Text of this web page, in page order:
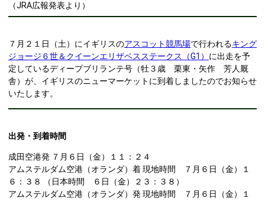
（JRA広報発表より）
７月２１日（土）にイギリスのアスコット競馬場で行われるキング
ジョージ６世＆クイーンエリザベスステークス（G1） に出走を予
定しているディープブリランテ号（牡３歳 栗東・矢作 芳人厩
舎）が、イギリスのニューマーケットに到着しましたのでお知らせ
いたします。
出発・到着時間
成田空港発 ７月６日（金）１１：２４
アムステルダム空港（オランダ）着 現地時間 ７月６日（金）１
６：３８ （日本時間 ６日（金）２３：３８）
アムステルダム空港（オランダ）発 現地時間 ７月６日（金）１